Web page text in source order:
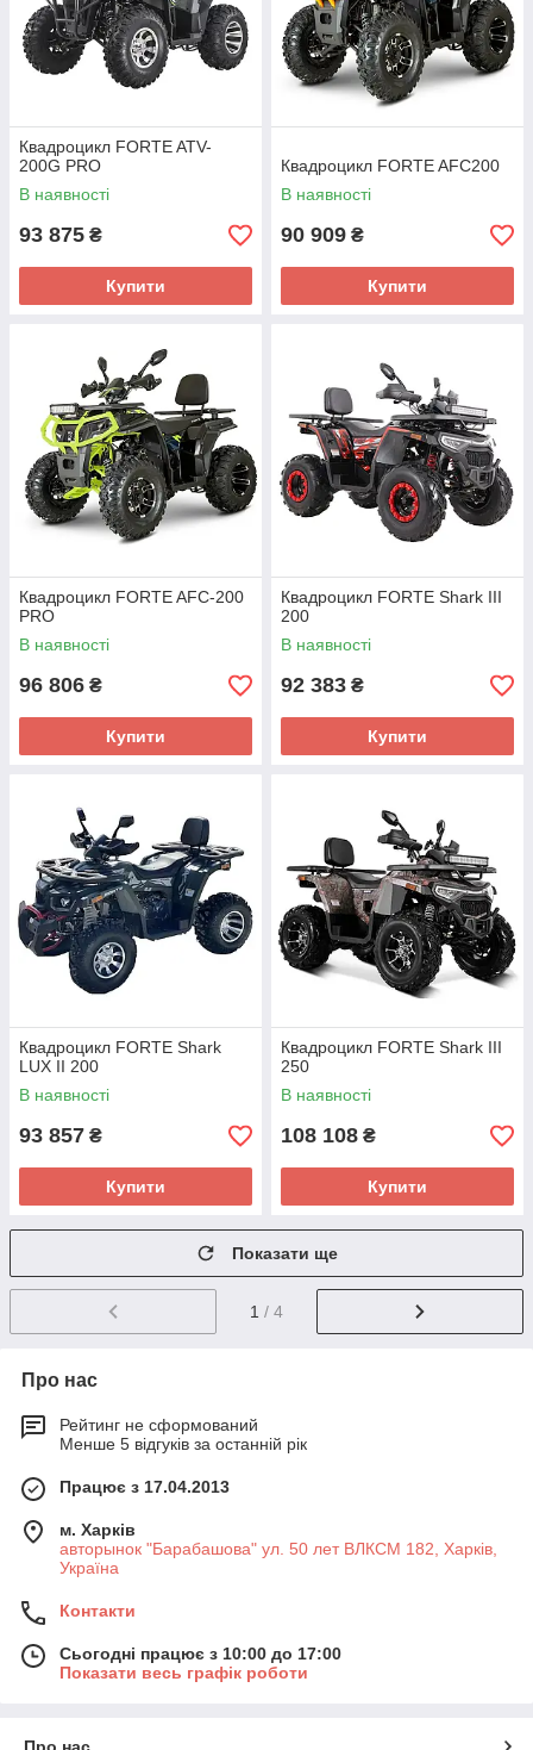
Квадроцикл FORTE ATV-
200G PRO
В наявності
93 875 ₴
Купити
Квадроцикл FORTE AFC200
В наявності
90 909 ₴
Купити
Квадроцикл FORTE AFC-200
PRO
В наявності
96 806 ₴
Купити
Квадроцикл FORTE Shark III
200
В наявності
92 383 ₴
Купити
Квадроцикл FORTE Shark
LUX II 200
В наявності
93 857 ₴
Купити
Квадроцикл FORTE Shark III
250
В наявності
108 108 ₴
Купити
Показати ще
1 / 4
Про нас
Рейтинг не сформований
Менше 5 відгуків за останній рік
Працює з 17.04.2013
м. Харків
авторынок "Барабашова" ул. 50 лет ВЛКСМ 182, Харків,
Україна
Контакти
Сьогодні працює з 10:00 до 17:00
Показати весь графік роботи